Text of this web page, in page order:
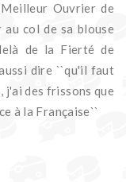
Ouvrier de
au col de sa blouse
de la Fierté de
dire ``qu'il faut
j'ai des frissons que
à la Française``